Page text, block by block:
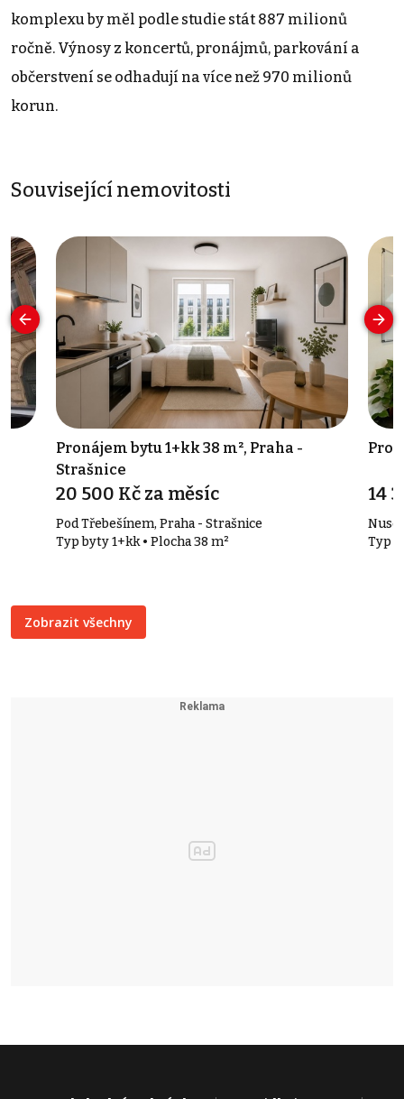
komplexu by měl podle studie stát 887 milionů
ročně. Výnosy z koncertů, pronájmů, parkování a
občerstvení se odhadují na více než 970 milionů
korun.
Související nemovitosti
Pronájem bytu 1+kk 38 m², Praha -
Strašnice
20 500 Kč za měsíc
Pod Třebešínem, Praha - Strašnice
Typ byty 1+kk • Plocha 38 m²
14
Typ
Zobrazit všechny